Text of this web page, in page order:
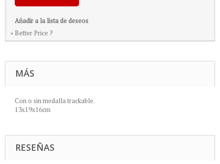
Añadir a la lista de deseos
» Better Price ?
MÁS
Con o sin medalla trackable.
13x19x16cm
RESEÑAS